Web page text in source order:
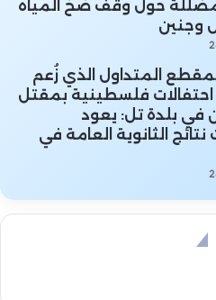
مضللة حول وقف ضخ المياه
وجنين
المتداول الذي زُعم
احتفالات فلسطينية بمقتل
بلدة تل: يعود
نتائج الثانوية العامة في